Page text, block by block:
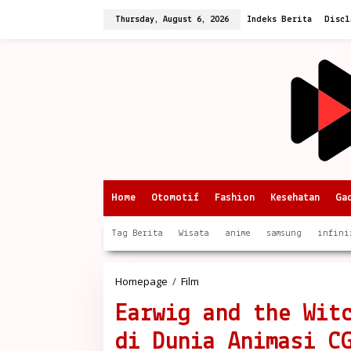
Thursday, August 6, 2026 Indeks Berita
Home Otomotif Fashion Kesehatan
Tag Berita Wisata anime samsung
Homepage / Film
the
Witch:
Transformasi
Earwig and the
di Dunia Animasi